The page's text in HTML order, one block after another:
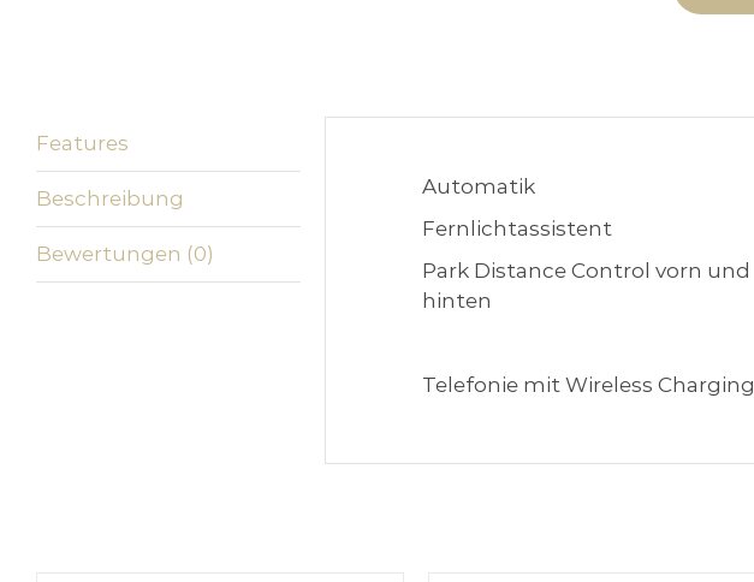
Features
Beschreibung
Bewertungen (0)
Automatik
Fernlichtassistent
Park Distance Control vorn und
hinten
Telefonie mit Wireless Charging